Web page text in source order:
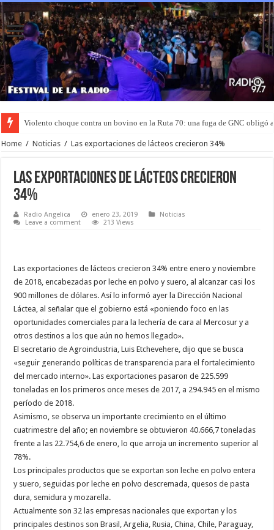
Violento choque contra un bovino en la Ruta 70: una fuga de GNC obligó
Home / Noticias / Las exportaciones de lácteos crecieron 34%
Las exportaciones de lácteos crecieron
34%
Radio Angelica enero 23, 2019
Noticias
Leave a comment
213 Views
Las exportaciones de lácteos crecieron 34% entre enero y noviembre
de 2018, encabezadas por leche en polvo y suero, al alcanzar casi los
900 millones de dólares. Así lo informó ayer la Dirección Nacional
Láctea, al señalar que el gobierno está «poniendo foco en las
oportunidades comerciales para la lechería de cara al Mercosur y a
otros destinos a los que aún no hemos llegado».
El secretario de Agroindustria, Luis Etchevehere, dijo que se busca
«seguir generando políticas de transparencia para el fortalecimiento
del mercado interno». Las exportaciones pasaron de 225.599
toneladas en los primeros once meses de 2017, a 294.945 en el mismo
período de 2018.
Asimismo, se observa un importante crecimiento en el último
cuatrimestre del año; en noviembre se obtuvieron 40.666,7 toneladas
frente a las 22.754,6 de enero, lo que arroja un incremento superior al
78%.
Los principales productos que se exportan son leche en polvo entera
y suero, seguidas por leche en polvo descremada, quesos de pasta
dura, semidura y mozarella.
Actualmente son 32 las empresas nacionales que exportan y los
principales destinos son Brasil, Argelia, Rusia, China, Chile, Paraguay,